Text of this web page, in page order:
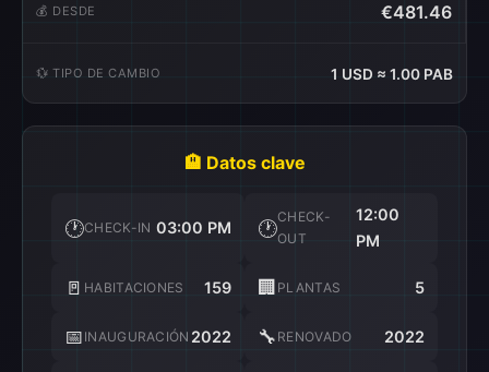
💰 DESDE €481.46
💱 TIPO DE CAMBIO 1 USD ≈ 1.00 PAB
🏨 Datos clave
🕐CHECK-IN 03:00 PM 🕐CHECK-
OUT
12:00
PM
🚪 HABITACIONES 159 🏢 PLANTAS 5
📅 INAUGURACIÓN 2022 🔧 RENOVADO 2022